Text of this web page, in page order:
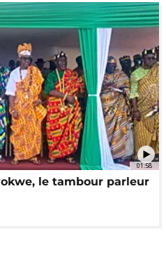
01:58
le tambour parleur